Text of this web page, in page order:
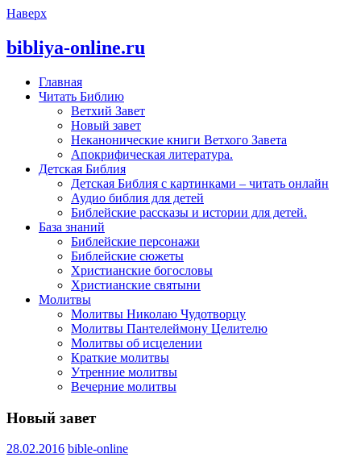
Наверх
bibliya-online.ru
Главная
Читать Библию
Ветхий Завет
Новый завет
Неканонические книги Ветхого Завета
Апокрифическая литература.
Детская Библия
Детская Библия с картинками – читать онлайн
Аудио библия для детей
Библейские рассказы и истории для детей.
База знаний
Библейские персонажи
Библейские сюжеты
Христианские богословы
Христианские святыни
Молитвы
Молитвы Николаю Чудотворцу
Молитвы Пантелеймону Целителю
Молитвы об исцелении
Краткие молитвы
Утренние молитвы
Вечерние молитвы
Новый завет
28.02.2016 bible-online